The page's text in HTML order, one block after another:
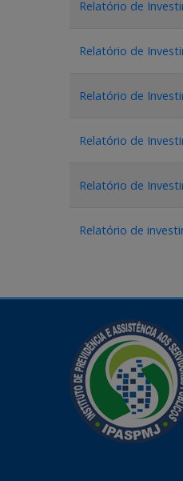
Relatório de
Relatório de
Relatório de
Relatório de
Relatório de
Relatório de